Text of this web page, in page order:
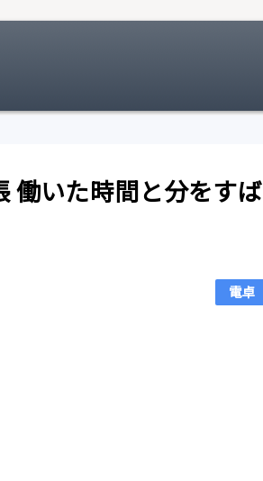
いた時間と分をすば
電卓